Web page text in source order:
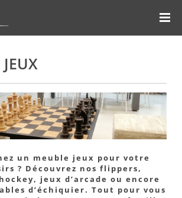
un meuble jeux pour votre
? Découvrez nos flippers,
jeux d’arcade ou encore
d’échiquier. Tout pour vous